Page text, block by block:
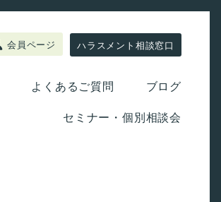
よくあるご質問
ブログ
セミナー・個別相談会
会員ページ ハラスメント相談窓口